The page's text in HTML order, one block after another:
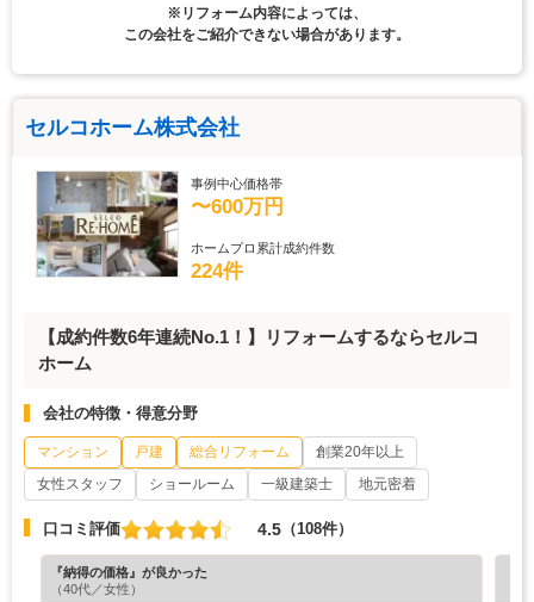
※リフォーム内容によっては、
この会社をご紹介できない場合があります。
セルコホーム株式会社
事例中心価格帯
〜600万円
ホームプロ累計成約件数
224件
【成約件数6年連続No.1！】リフォームするならセルコ
ホーム
会社の特徴・得意分野
マンション 戸建 総合リフォーム
創業20年以上
女性スタッフ
ショールーム 一級建築士 地元密着
口コミ評価 4.5 （108件）
『納得の価格』が良かった
（40代／女性）